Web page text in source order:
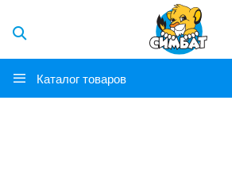
Каталог товаров